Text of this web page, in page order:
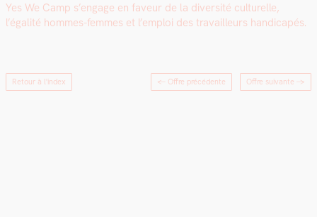
Yes We Camp s’engage en faveur de la diver­sité cul­turelle,
l’égalité hommes-femmes et l’emploi des tra­vailleurs hand­i­capés.
Retour à l'index ← Offre précédente Offre suivante →